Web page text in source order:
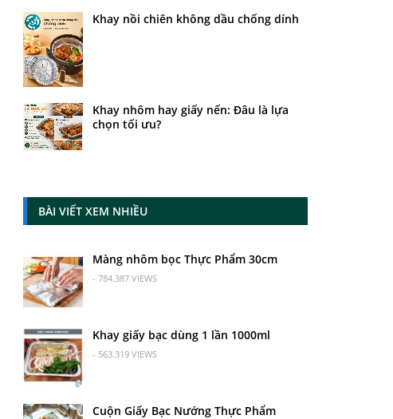
Khay nồi chiên không dầu chống dính
Khay nhôm hay giấy nến: Đâu là lựa
chọn tối ưu?
BÀI VIẾT XEM NHIỀU
Màng nhôm bọc Thực Phẩm 30cm
- 784.387 VIEWS
Khay giấy bạc dùng 1 lần 1000ml
- 563.319 VIEWS
Cuộn Giấy Bạc Nướng Thực Phẩm